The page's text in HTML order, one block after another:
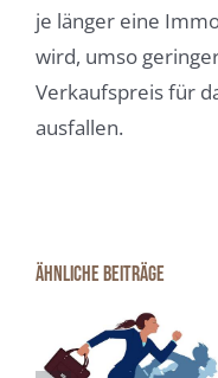
je länger eine
wird, umso
Verkaufspreis für
ausfallen.
Ähnliche Beiträge
Warum